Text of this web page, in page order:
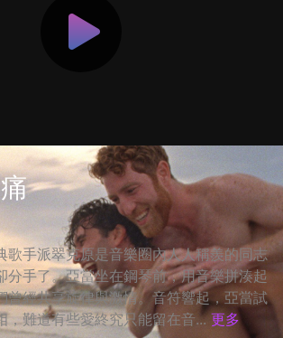
歌手派翠克原是音樂圈內人人稱羨的同志
分手了。亞當坐在鋼琴前，用音樂拼湊起
曾經共享旋律與激情。音符響起，亞當試
，難道有些愛終究只能留在音... 更多